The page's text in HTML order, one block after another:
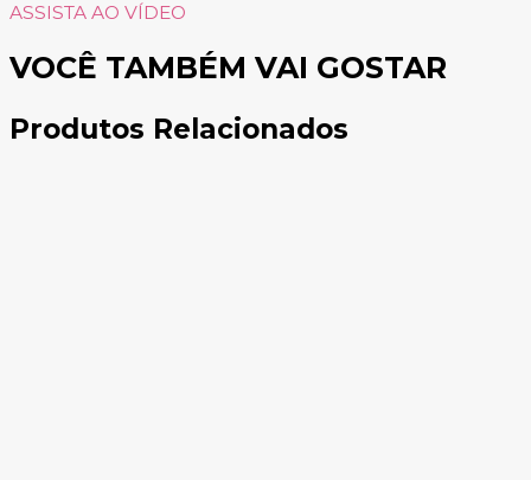
ASSISTA AO VÍDEO
VOCÊ TAMBÉM VAI GOSTAR
Produtos Relacionados